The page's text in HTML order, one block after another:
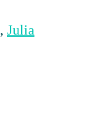
, Julia